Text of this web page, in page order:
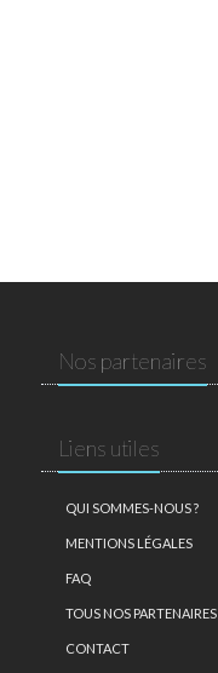
Nos partenaires
Liens utiles
QUI SOMMES-NOUS ?
MENTIONS LÉGALES
FAQ
TOUS NOS PARTENAIRES
CONTACT